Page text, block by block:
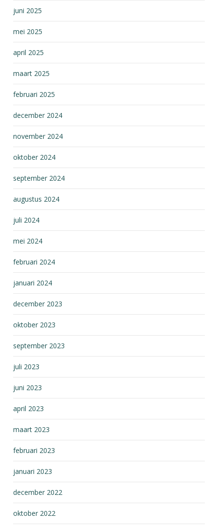
juni 2025
mei 2025
april 2025
maart 2025
februari 2025
december 2024
november 2024
oktober 2024
september 2024
augustus 2024
juli 2024
mei 2024
februari 2024
januari 2024
december 2023
oktober 2023
september 2023
juli 2023
juni 2023
april 2023
maart 2023
februari 2023
januari 2023
december 2022
oktober 2022